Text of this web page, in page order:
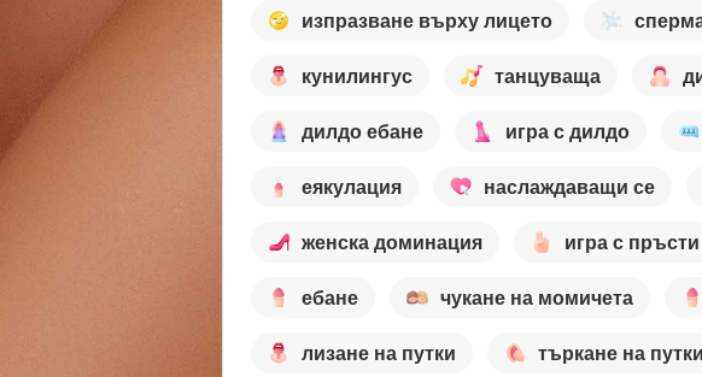
изпразване върху лицето
кунилингус танцуваща
дилдо ебане игра с дилдо
еякулация наслаждаващи се
женска доминация игра с пръсти
ебане чукане на момичета
лизане на путки търкане на путки